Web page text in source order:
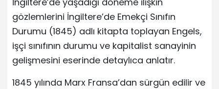
gözlemlerini İngiltere’de Emekçi Sınıfın
Durumu (1845) adlı kitapta toplayan Engels,
işçi sınıfının durumu ve kapitalist sanayinin
gelişmesini eserinde detaylıca anlatır.
1845 yılında Marx Fransa’dan sürgün edilir ve